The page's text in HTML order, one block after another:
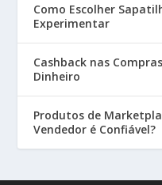
Como Escolher
Experimentar
Cashback nas
Dinheiro
Produtos de
Vendedor é Confiável?